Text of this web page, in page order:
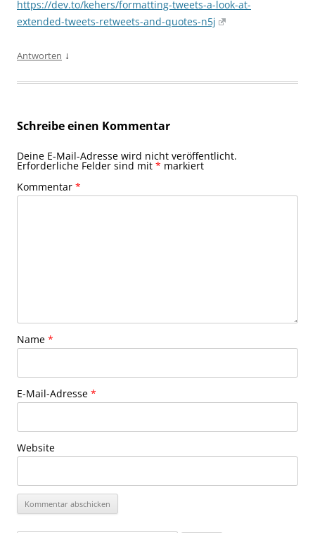
https://dev.to/kehers/formatting-tweets-a-look-at-
extended-tweets-retweets-and-quotes-n5j
Antworten ↓
Schreibe einen Kommentar
Deine E-Mail-Adresse wird nicht veröffentlicht.
Erforderliche Felder sind mit * markiert
Kommentar *
Name *
E-Mail-Adresse *
Website